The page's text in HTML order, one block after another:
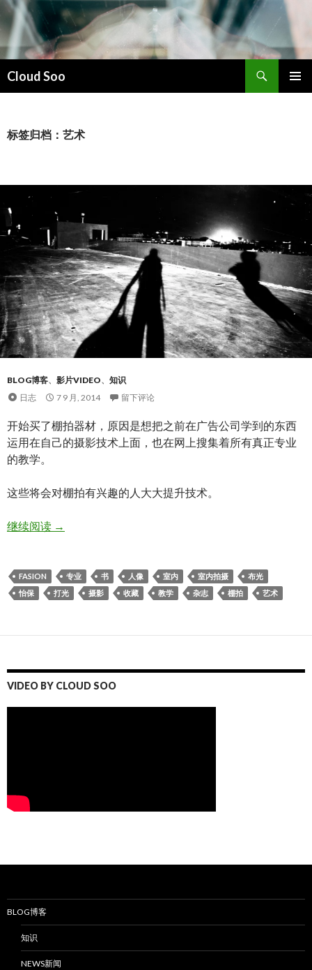
Cloud Soo
索
文
标签归档：艺术
BLOG博客、 影片VIDEO、 知识
日志
7 9 月, 2014 留下评论
开始买了棚拍器材，原因是想把之前在广告公司学到的东西
运用在自己的摄影技术上面，也在网上搜集着所有真正专业
的教学。
这些将会对棚拍有兴趣的人大大提升技术。
继续阅读棚拍布光人像摄影。值得收藏
→
FASION 专业 书 人像 室内 室内拍摄
布光
怡保
打光 摄影 收藏 教学 杂志 棚拍 艺术
VIDEO BY CLOUD SOO
BLOG博客
知识
NEWS新闻